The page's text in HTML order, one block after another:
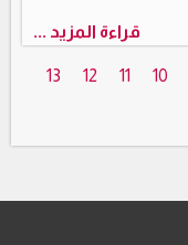
قراءة المزيد ...
10
11
12
13